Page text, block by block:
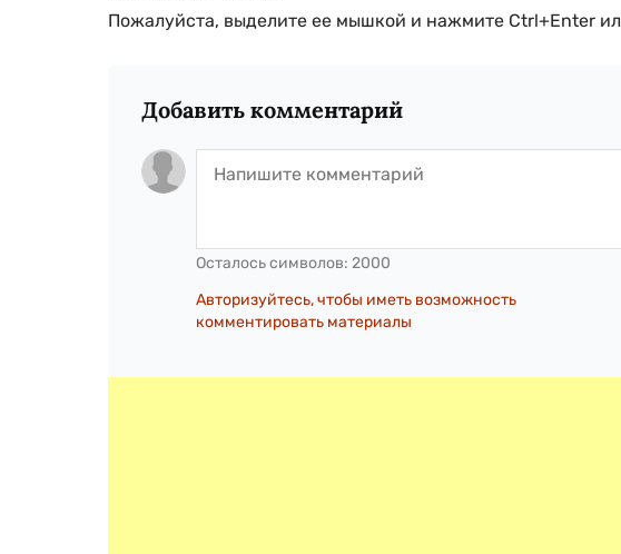
Пожалуйста, выделите ее мышкой и нажмите Ctrl+Enter
Добавить комментарий
Осталось символов: 2000
Авторизуйтесь, чтобы иметь возможность
комментировать материалы